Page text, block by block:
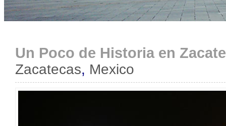
Un Poco de Historia en
Zacatecas, Mexico